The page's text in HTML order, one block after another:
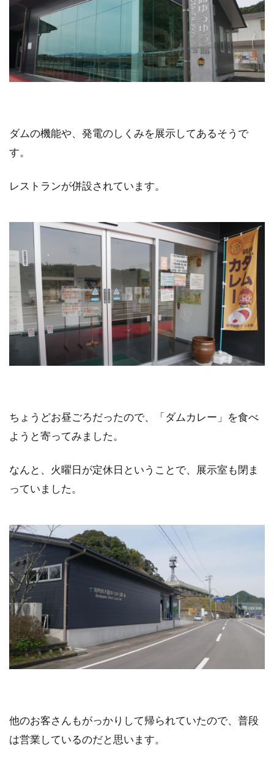
ダムの機能や、発電のしくみを展示してあるそうで
す。
レストランが併設されています。
ちょうどお昼ごろだったので、「ダムカレー」を食べ
ようと寄ってみました。
なんと、火曜日が定休日ということで、展示室も閉ま
っていました。
他のお客さんもがっかりして帰られていたので、普段
は営業しているのだと思います。